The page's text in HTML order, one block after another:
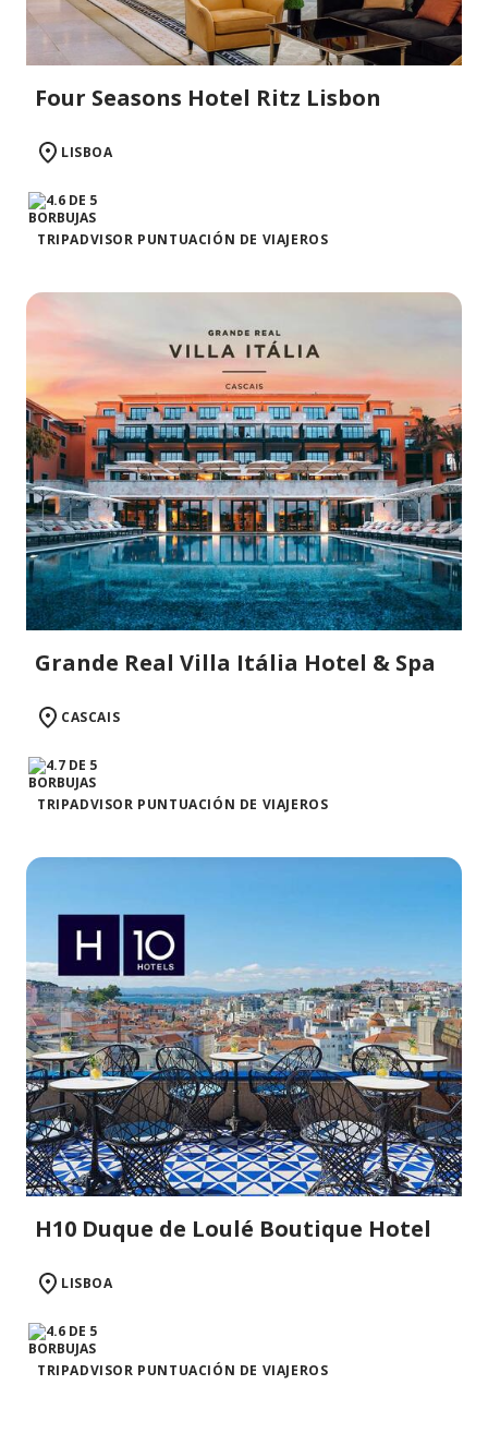
Four Seasons Hotel Ritz Lisbon
LISBOA
TRIPADVISOR PUNTUACIÓN DE VIAJEROS
Grande Real Villa Itália Hotel & Spa
CASCAIS
TRIPADVISOR PUNTUACIÓN DE VIAJEROS
H10 Duque de Loulé Boutique Hotel
LISBOA
TRIPADVISOR PUNTUACIÓN DE VIAJEROS